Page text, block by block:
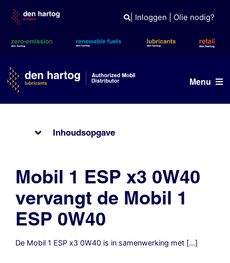
content
| Inloggen Olie nodig?
Menu
Producten
Kennisbank
Inhoudsopgave
Mobil 1 ESP x3 0W40
vervangt de Mobil 1
ESP 0W40
De Mobil 1 ESP x3 0W40 is in samenwerking met [...]